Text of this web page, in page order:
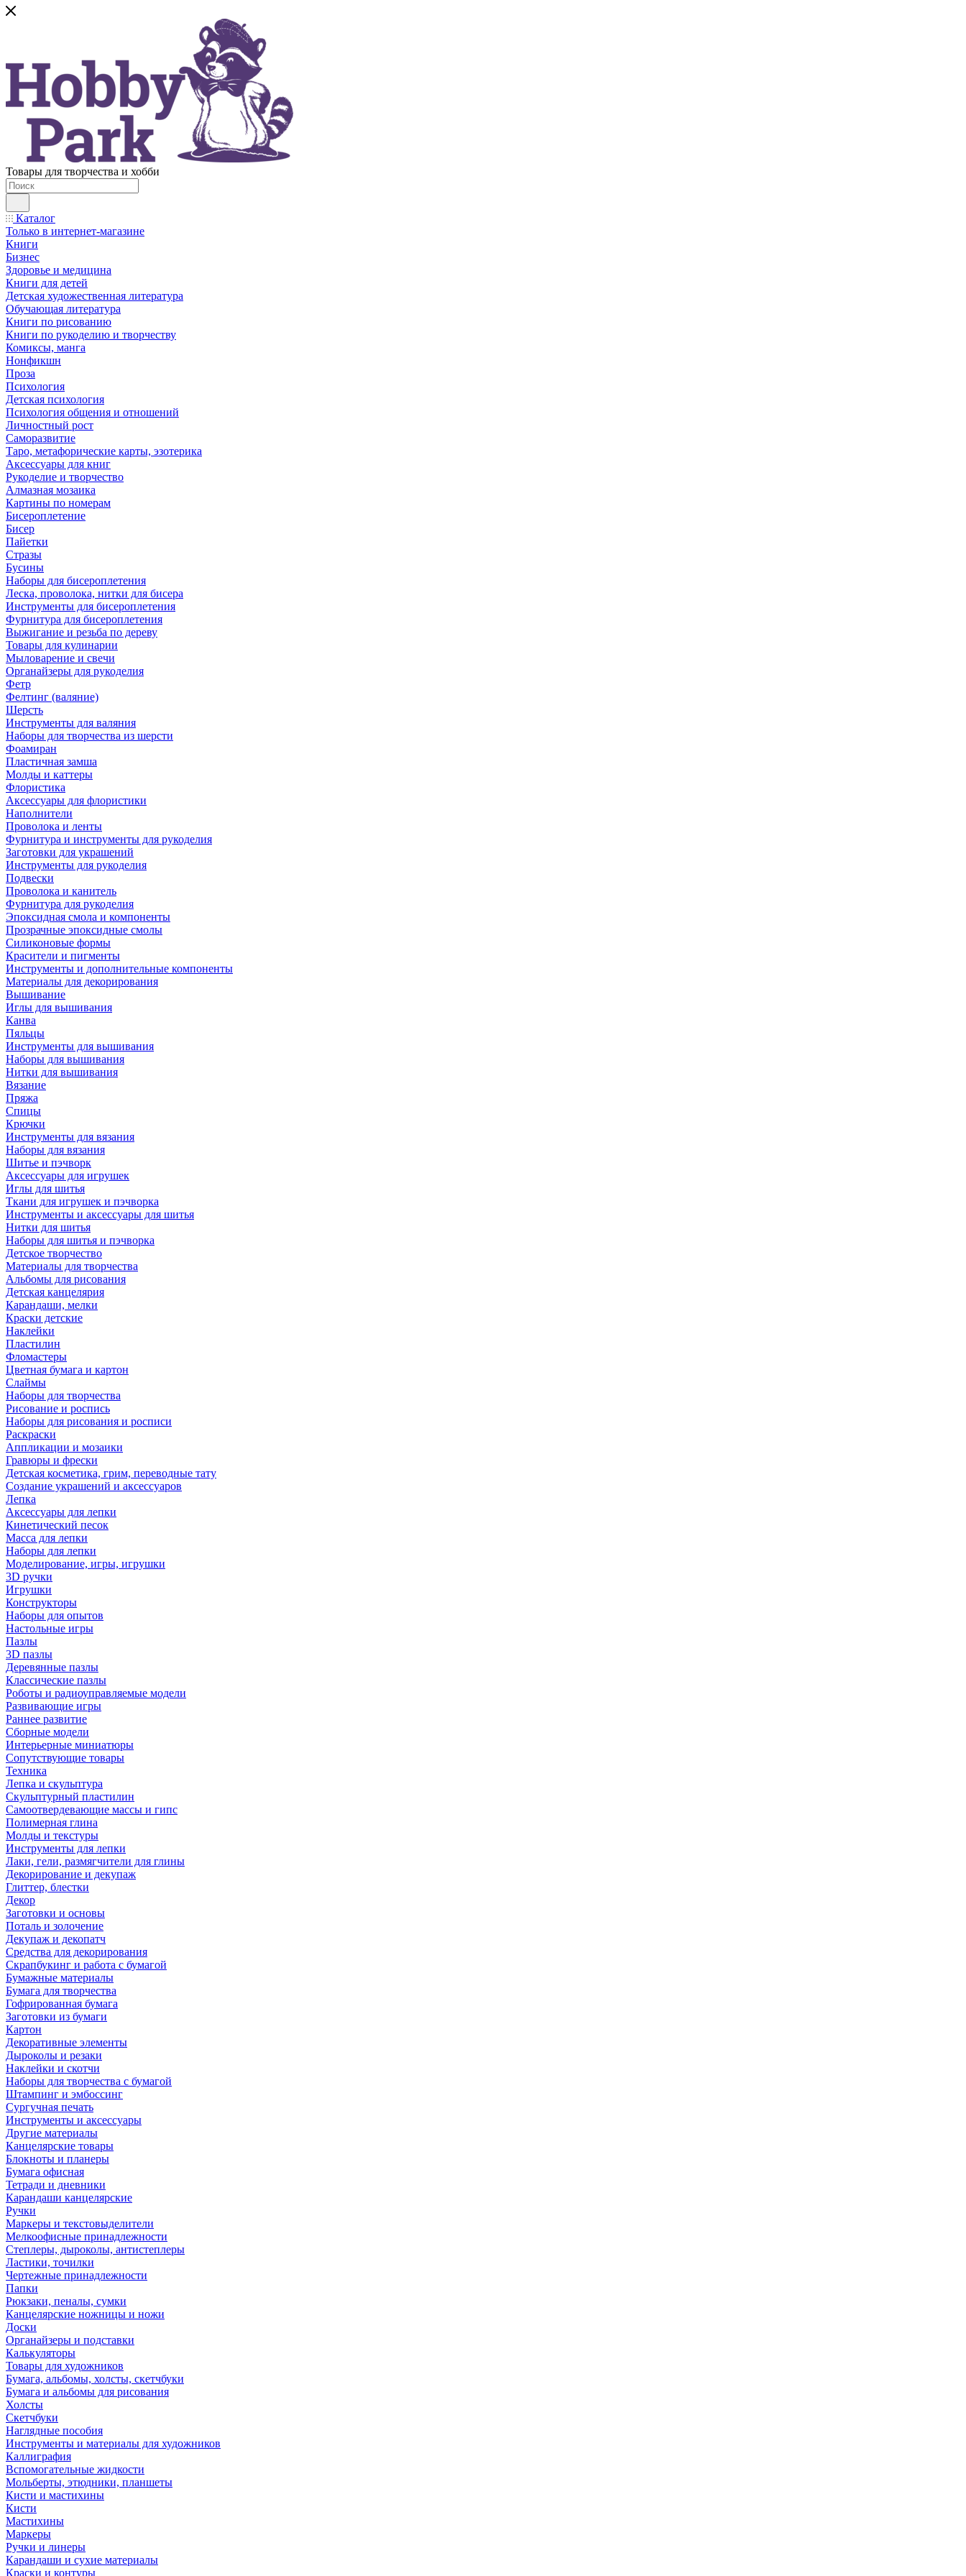
Товары для творчества и хобби
Каталог
Только в интернет-магазине
Книги
Бизнес
Здоровье и медицина
Книги для детей
Детская художественная литература
Обучающая литература
Книги по рисованию
Книги по рукоделию и творчеству
Комиксы, манга
Нонфикшн
Проза
Психология
Детская психология
Психология общения и отношений
Личностный рост
Саморазвитие
Таро, метафорические карты, эзотерика
Аксессуары для книг
Рукоделие и творчество
Алмазная мозаика
Картины по номерам
Бисероплетение
Бисер
Пайетки
Стразы
Бусины
Наборы для бисероплетения
Леска, проволока, нитки для бисера
Инструменты для бисероплетения
Фурнитура для бисероплетения
Выжигание и резьба по дереву
Товары для кулинарии
Мыловарение и свечи
Органайзеры для рукоделия
Фетр
Фелтинг (валяние)
Шерсть
Инструменты для валяния
Наборы для творчества из шерсти
Фоамиран
Пластичная замша
Молды и каттеры
Флористика
Аксессуары для флористики
Наполнители
Проволока и ленты
Фурнитура и инструменты для рукоделия
Заготовки для украшений
Инструменты для рукоделия
Подвески
Проволока и канитель
Фурнитура для рукоделия
Эпоксидная смола и компоненты
Прозрачные эпоксидные смолы
Силиконовые формы
Красители и пигменты
Инструменты и дополнительные компоненты
Материалы для декорирования
Вышивание
Иглы для вышивания
Канва
Пяльцы
Инструменты для вышивания
Наборы для вышивания
Нитки для вышивания
Вязание
Пряжа
Спицы
Крючки
Инструменты для вязания
Наборы для вязания
Шитье и пэчворк
Аксессуары для игрушек
Иглы для шитья
Ткани для игрушек и пэчворка
Инструменты и аксессуары для шитья
Нитки для шитья
Наборы для шитья и пэчворка
Детское творчество
Материалы для творчества
Альбомы для рисования
Детская канцелярия
Карандаши, мелки
Краски детские
Наклейки
Пластилин
Фломастеры
Цветная бумага и картон
Слаймы
Наборы для творчества
Рисование и роспись
Наборы для рисования и росписи
Раскраски
Аппликации и мозаики
Гравюры и фрески
Детская косметика, грим, переводные тату
Создание украшений и аксессуаров
Лепка
Аксессуары для лепки
Кинетический песок
Масса для лепки
Наборы для лепки
Моделирование, игры, игрушки
3D ручки
Игрушки
Конструкторы
Наборы для опытов
Настольные игры
Пазлы
3D пазлы
Деревянные пазлы
Классические пазлы
Роботы и радиоуправляемые модели
Развивающие игры
Раннее развитие
Сборные модели
Интерьерные миниатюры
Сопутствующие товары
Техника
Лепка и скульптура
Скульптурный пластилин
Самоотвердевающие массы и гипс
Полимерная глина
Молды и текстуры
Инструменты для лепки
Лаки, гели, размягчители для глины
Декорирование и декупаж
Глиттер, блестки
Декор
Заготовки и основы
Поталь и золочение
Декупаж и декопатч
Средства для декорирования
Скрапбукинг и работа с бумагой
Бумажные материалы
Бумага для творчества
Гофрированная бумага
Заготовки из бумаги
Картон
Декоративные элементы
Дыроколы и резаки
Наклейки и скотчи
Наборы для творчества с бумагой
Штампинг и эмбоссинг
Сургучная печать
Инструменты и аксессуары
Другие материалы
Канцелярские товары
Блокноты и планеры
Бумага офисная
Тетради и дневники
Карандаши канцелярские
Ручки
Маркеры и текстовыделители
Мелкоофисные принадлежности
Степлеры, дыроколы, антистеплеры
Ластики, точилки
Чертежные принадлежности
Папки
Рюкзаки, пеналы, сумки
Канцелярские ножницы и ножи
Доски
Органайзеры и подставки
Калькуляторы
Товары для художников
Бумага, альбомы, холсты, скетчбуки
Бумага и альбомы для рисования
Холсты
Скетчбуки
Наглядные пособия
Инструменты и материалы для художников
Каллиграфия
Вспомогательные жидкости
Мольберты, этюдники, планшеты
Кисти и мастихины
Кисти
Мастихины
Маркеры
Ручки и линеры
Карандаши и сухие материалы
Краски и контуры